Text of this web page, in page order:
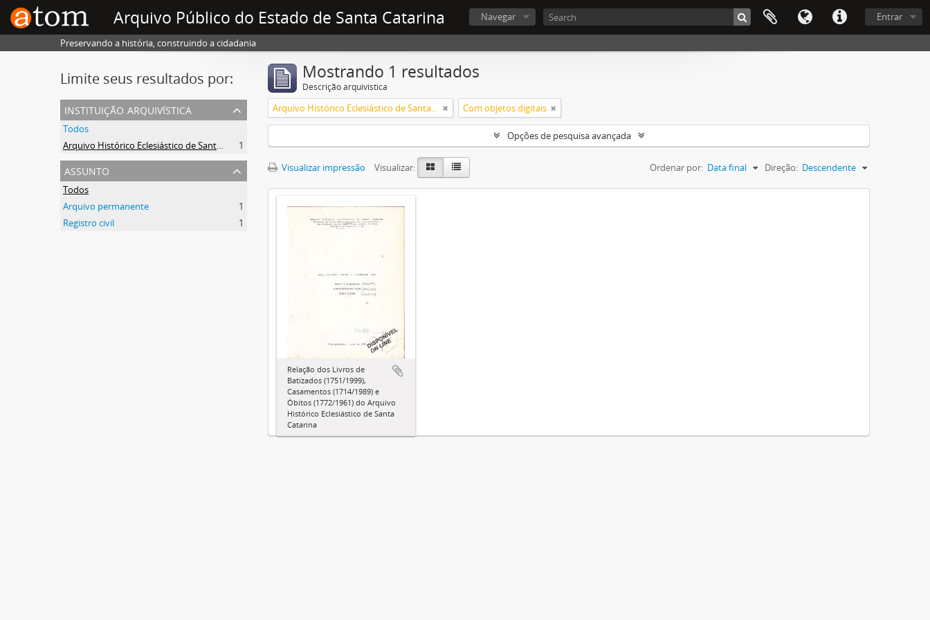
Arquivo Público do Estado de Santa Catarina Entrar
Navegar
Preservando a história, construindo a cidadania
Limite seus resultados por:
instituição arquivística
Todos
Arquivo Histórico Eclesiástico de Santa Catarina
1
assunto
Todos
Arquivo permanente
1
Registro civil
1
Mostrando 1 resultados
Descrição arquivística
Arquivo Histórico Eclesiástico de Santa Catarina Com objetos digitais
Opções de pesquisa avançada
Visualizar impressão Visualizar: Ordenar por: Data final Direção: Descendente
Relação dos Livros de
Batizados (1751/1999),
Casamentos (1714/1989) e
Óbitos (1772/1961) do Arquivo
Histórico Eclesiástico de Santa
Catarina